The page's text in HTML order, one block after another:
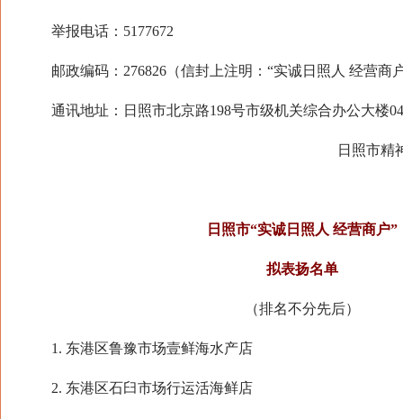
举报电话：5177672
邮政编码：276826（信封上注明：“实诚日照人 经营商
通讯地址：日照市北京路198号市级机关综合办公大楼
日照市精神
日照市“实诚日照人 经营商户”
拟表扬名单
（排名不分先后）
1. 东港区鲁豫市场壹鲜海水产店
2. 东港区石臼市场行运活海鲜店